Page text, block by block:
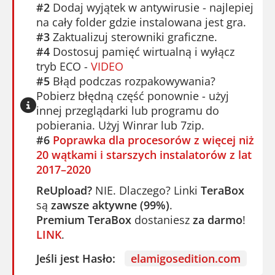
#2 Dodaj wyjątek w antywirusie - najlepiej
na cały folder gdzie instalowana jest gra.
#3 Zaktualizuj sterowniki graficzne.
#4 Dostosuj pamięć wirtualną i wyłącz
tryb ECO - VIDEO
#5 Błąd podczas rozpakowywania?
Pobierz błędną część ponownie - użyj
innej przeglądarki lub programu do
pobierania. Użyj Winrar lub 7zip.
#6 Poprawka dla procesorów z więcej niż
20 wątkami i starszych instalatorów z lat
2017–2020
ReUpload? NIE. Dlaczego? Linki TeraBox
są zawsze aktywne (99%).
Premium TeraBox dostaniesz za darmo!
LINK.
Jeśli jest Hasło:
elamigosedition.com